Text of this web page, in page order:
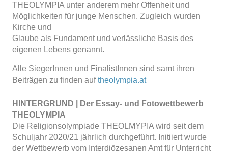
THEOLYMPIA unter anderem mehr Offenheit und
Möglichkeiten für junge Menschen. Zugleich wurden
Kirche und
Glaube als Fundament und verlässliche Basis des
eigenen Lebens genannt.
Alle SiegerInnen und FinalistInnen sind samt ihren
Beiträgen zu finden auftheolympia.at
HINTERGRUND | Der Essay- und Fotowettbewerb
THEOLYMPIA
Die Religionsolympiade THEOLMYPIA wird seit dem
Schuljahr 2020/21 jährlich durchgeführt. Initiiert wurde
der Wettbewerb vom Interdiözesanen Amt für Unterricht